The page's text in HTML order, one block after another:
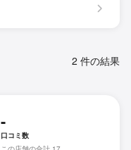
2 件の結果
-
口コミ数